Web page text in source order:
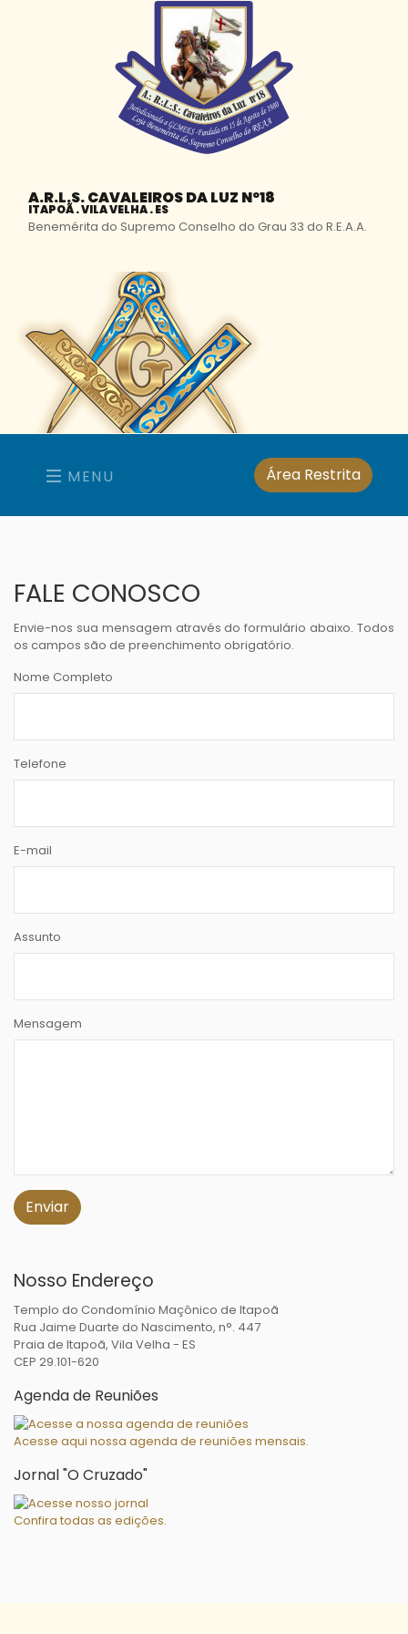
A.R.L.S. CAVALEIROS DA LUZ Nº18
ITAPOÃ . VILA VELHA . ES
Benemérita do Supremo Conselho do Grau 33 do R.E.A.A.
MENU Área Restrita
FALE CONOSCO
Envie-nos sua mensagem através do formulário abaixo. Todos
os campos são de preenchimento obrigatório.
Nome Completo
Telefone
E-mail
Assunto
Mensagem
Enviar
Nosso Endereço
Templo do Condomínio Maçônico de Itapoã
Rua Jaime Duarte do Nascimento, n°. 447
Praia de Itapoã, Vila Velha - ES
CEP 29.101-620
Agenda de Reuniões
Acesse aqui nossa agenda de reuniões mensais.
Jornal "O Cruzado"
Confira todas as edições.